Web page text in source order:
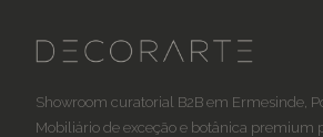
Showroom curatorial B2B em Ermesinde,
Mobiliário de exceção e botânica premium